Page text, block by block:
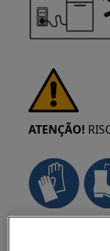
ATENÇÃO!